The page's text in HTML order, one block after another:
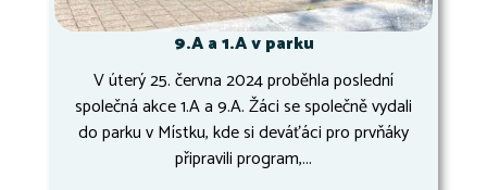
9.A a 1.A v parku
V úterý 25. června 2024 proběhla poslední
společná akce 1.A a 9.A. Žáci se společně vydali
do parku v Místku, kde si deváťáci pro prvňáky
připravili program,...